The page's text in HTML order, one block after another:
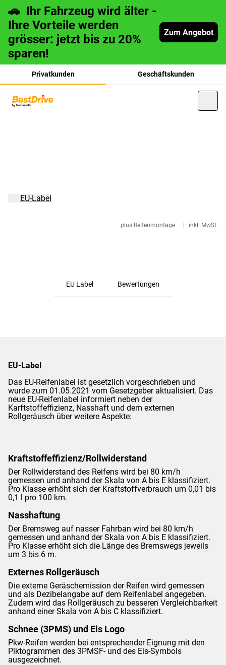
🚗 Ihr Fahrzeug wird älter -
Ihre Vorteile werden
grösser: jetzt bis zu 20%
sparen!
Zum Angebot
Privatkunden Geschäftskunden
plus Reifenmontage inkl. MwSt.
EU-Label
EU Label Bewertungen
EU-Label
Das EU-Reifenlabel ist gesetzlich vorgeschrieben und
wurde zum 01.05.2021 vom Gesetzgeber aktualisiert. Das
neue EU-Reifenlabel informiert neben der
Karftstoffeffizienz, Nasshaft und dem externen
Rollgeräusch über weitere Aspekte:
Kraftstoffeffizienz/Rollwiderstand
Der Rollwiderstand des Reifens wird bei 80 km/h
gemessen und anhand der Skala von A bis E klassifiziert.
Pro Klasse erhöht sich der Kraftstoffverbrauch um 0,01 bis
0,1 l pro 100 km.
Nasshaftung
Der Bremsweg auf nasser Fahrban wird bei 80 km/h
gemessen und anhand der Skala von A bis E klassifiziert.
Pro Klasse erhöht sich die Länge des Bremswegs jeweils
um 3 bis 6 m.
Externes Rollgeräusch
Die externe Geräschemission der Reifen wird gemessen
und als Dezibelangabe auf dem Reifenlabel angegeben.
Zudem wird das Rollgeräusch zu besseren Vergleichbarkeit
anhand einer Skala von A bis C klassifiziert.
Schnee (3PMS) und Eis Logo
Pkw-Reifen werden bei entsprechender Eignung mit den
Piktogrammen des 3PMSF- und des Eis-Symbols
ausgezeichnet.